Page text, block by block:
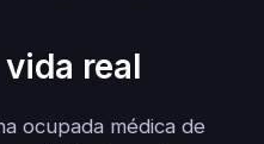
real
ocupada médica de